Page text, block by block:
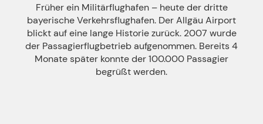
Früher ein Militärflughafen – heute der dritte
bayerische Verkehrsflughafen. Der Allgäu Airport
blickt auf eine lange Historie zurück. 2007 wurde
der Passagierflugbetrieb aufgenommen. Bereits 4
Monate später konnte der 100.000 Passagier
begrüßt werden.